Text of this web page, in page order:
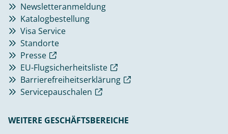
Newsletteranmeldung
Katalogbestellung
Visa Service
Standorte
Presse
EU-Flugsicherheitsliste
Barrierefreiheitserklärung
Servicepauschalen
WEITERE GESCHÄFTSBEREICHE